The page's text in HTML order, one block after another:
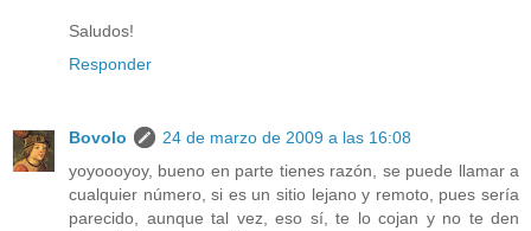
Saludos!
Responder
Bovolo
24 de marzo de 2009 a las 16:08
yoyoooyoy, bueno en parte tienes razón, se puede llamar a
cualquier número, si es un sitio lejano y remoto, pues sería
parecido, aunque tal vez, eso sí, te lo cojan y no te den